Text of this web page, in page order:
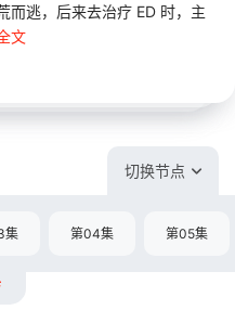
而逃，后来去治疗 ED 时，主
文
切换节点
集 第04集 第05集